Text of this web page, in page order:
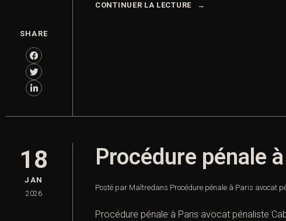
SHARE
CONTINUER LA LECTURE
18
JAN
2026
Procédure pénale
Posté par Maîtredans Procédure pénale à Paris avocat
Procédure pénale à Paris avocat pénaliste